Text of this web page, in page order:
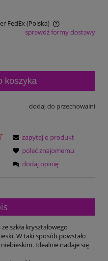
FedEx(Polska)
kosztów płatności
sprawdź formy dostawy
koszyka
dodaj do przechowalni
zapytaj o produkt
poleć znajomemu
dodaj opinię
szkła kryształowego
W taki sposób powstało
Idealnie nadaje się